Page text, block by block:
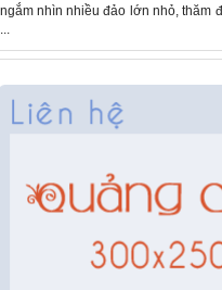
ngắm nhìn nhiều đảo lớn nhỏ, thăm
...